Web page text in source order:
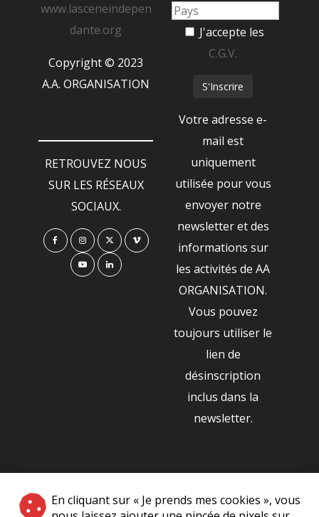
En cliquant sur « Je prends mes cookies », vous
www.lasceneindepen
dante.org
Copyright © 2023
A.A. ORGANISATION
RETROUVEZ NOUS
SUR LES RÉSEAUX
SOCIAUX.
J'accepte les
C.G.V.
Votre adresse e-
mail est
uniquement
utilisée pour vous
envoyer notre
newsletter et des
informations sur
les activités de AA
ORGANISATION.
Vous pouvez
toujours utiliser le
lien de
désinscription
inclus dans la
newsletter.
NOS PARTENAIRES
|